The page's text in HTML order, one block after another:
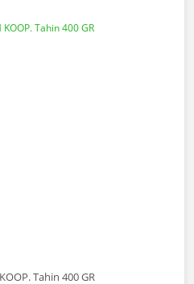
Tahin 400 GR